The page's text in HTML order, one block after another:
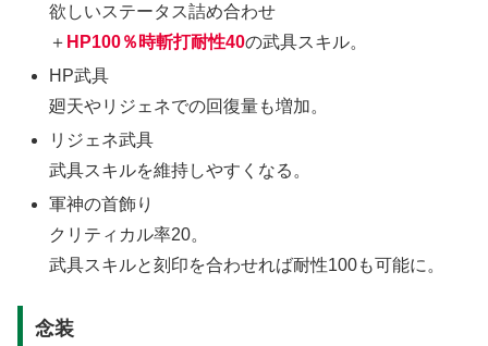
欲しいステータス詰め合わせ
＋ HP100％時斬打耐性40の武具スキル。
HP武具
廻天やリジェネでの回復量も増加。
リジェネ武具
武具スキルを維持しやすくなる。
軍神の首飾り
クリティカル率20。
武具スキルと刻印を合わせれば耐性100も可能に。
念装